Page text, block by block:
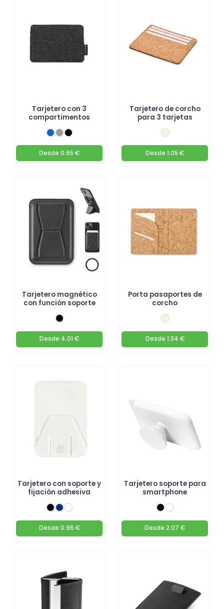
Tarjetero con 3
compartimentos
Desde 0.65 €
Tarjetero de corcho
para 3 tarjetas
Desde 1.05 €
Tarjetero magnético
con función soporte
Desde 4.01 €
Porta pasaportes de
corcho
Desde 1.34 €
Tarjetero con soporte y
fijación adhesiva
Desde 0.96 €
Tarjetero soporte para
smartphone
Desde 2.07 €